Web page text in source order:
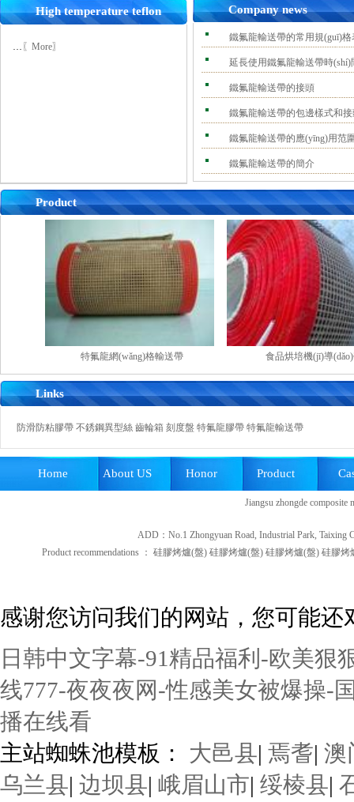
High temperature teflon
… 〖More〗
Company news
鐵氟龍輸送帶的常用規(guī)格
延長使用鐵氟龍輸送帶時(shí)
鐵氟龍輸送帶的接頭
鐵氟龍輸送帶的包邊樣式和
鐵氟龍輸送帶的應(yīng)用范
鐵氟龍輸送帶的簡介
Product
特氟龍網(wǎng)格輸送帶 食品烘培機(jī)導(dǎo)帶
Links
防滑防粘膠帶 不銹鋼異型絲 齒輪箱 刻度盤 特氟龍膠帶 特氟龍輸送帶
Home About US Honor Product
Jiangsu zhongde composite
ADD：No.1 Zhongyuan Road, Industrial Park, Taixing
Product recommendations ： 硅膠烤爐(盤) 硅膠烤爐(盤) 硅膠烤爐(盤) 硅膠烤
感谢您访问我们的网站，您可能还
日韩中文字幕-91精品福利-欧美狠
线777-夜夜夜网-性感美女被爆操-
播在线看
主站蜘蛛池模板： 大邑县| 焉耆| 澳
乌兰县| 边坝县| 峨眉山市| 绥棱县|